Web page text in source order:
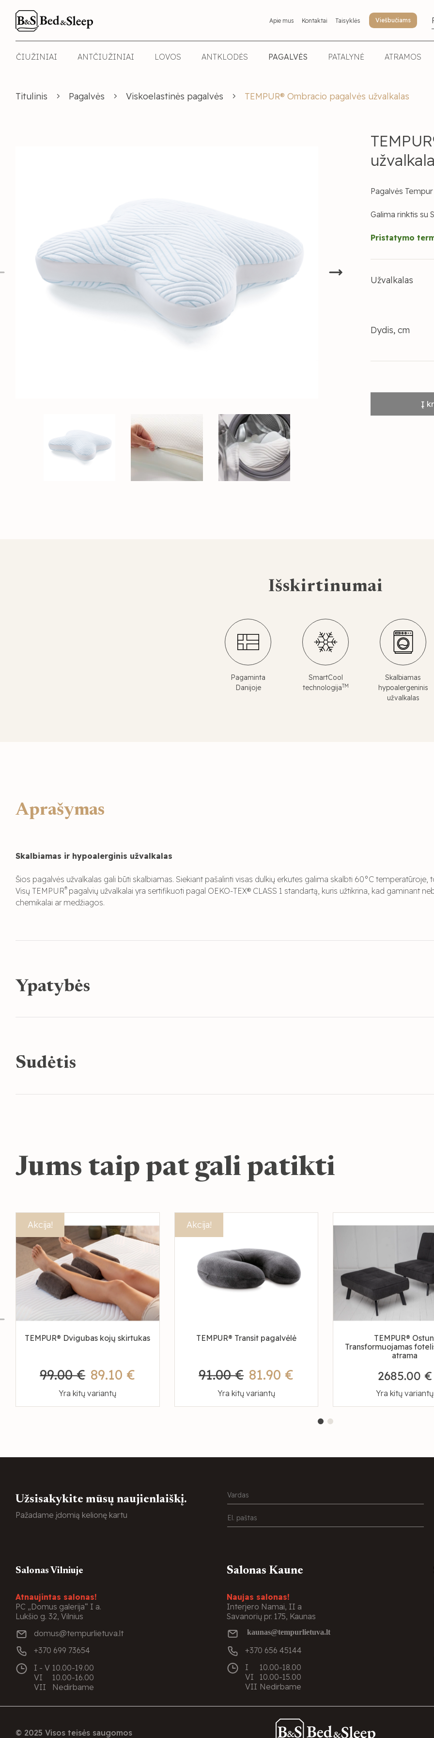
Apie mus Kontaktai Taisyklės Viešbučiams
ČIUŽINIAI ANTČIUŽINIAI LOVOS ANTKLODĖS PAGALVĖS PATALYNĖ ATRAMOS
Titulinis Pagalvės Viskoelastinės pagalvės TEMPUR® Ombracio pagalvės užvalkalas
Pagalvės Tempur
Galima rinktis su
Pristatymo
Užvalkalas
Dydis, cm
Į
Išskirtinumai
Pagaminta
Danijoje
SmartCool
technologijaTM
Skalbiamas
hypoalergeninis
užvalkalas
Aprašymas
Skalbiamas ir hypoalerginis užvalkalas
Šios pagalvės užvalkalas gali būti skalbiamas. Siekiant pašalinti visas dulkių erkutes galima skalbti 60°C temperatūroje,
Visų TEMPUR® pagalvių užvalkalai yra sertifikuoti pagal OEKO-TEX® CLASS 1 standartą, kuris užtikrina, kad gaminant
chemikalai ar medžiagos.
Ypatybės
Sudėtis
Jums taip pat gali patikti
Akcija!
TEMPUR® Dvigubas kojų skirtukas
89.10 €
99.00 €
Yra kitų variantų
Akcija!
TEMPUR® Transit pagalvėlė
81.90 €
91.00 €
Yra kitų variantų
TEMPUR®
Transformuojamas
atrama
2685.00 €
Yra kitų variantų
Užsisakykite mūsų naujienlaiškį.
Pažadame įdomią kelionę kartu
Salonas Vilniuje
Atnaujintas salonas!
PC „Domus galerija“ I a.
Lukšio g. 32, Vilnius
domus@tempurlietuva.lt
+370 699 73654
I - V 10.00-19.00
VI
10.00-16.00
VII
Nedirbame
Salonas Kaune
Naujas salonas!
Interjero Namai, II a
Savanorių pr. 175, Kaunas
kaunas@tempurlietuva.lt
+370 656 45144
I
10.00-18.00
VI
10.00-15.00
VII Nedirbame
© 2025 Visos teisės saugomos